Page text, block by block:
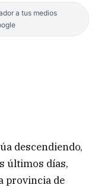
a tus medios
descendiendo,
últimos días,
provincia de